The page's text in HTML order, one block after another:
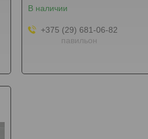
В наличии
+375 (29) 681-06-82
павильон